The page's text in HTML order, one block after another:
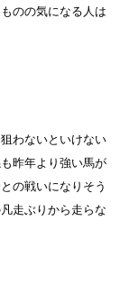
のの気になる人は
わないといけない
昨年より強い馬が
の戦いになりそう
走ぶりから走らな